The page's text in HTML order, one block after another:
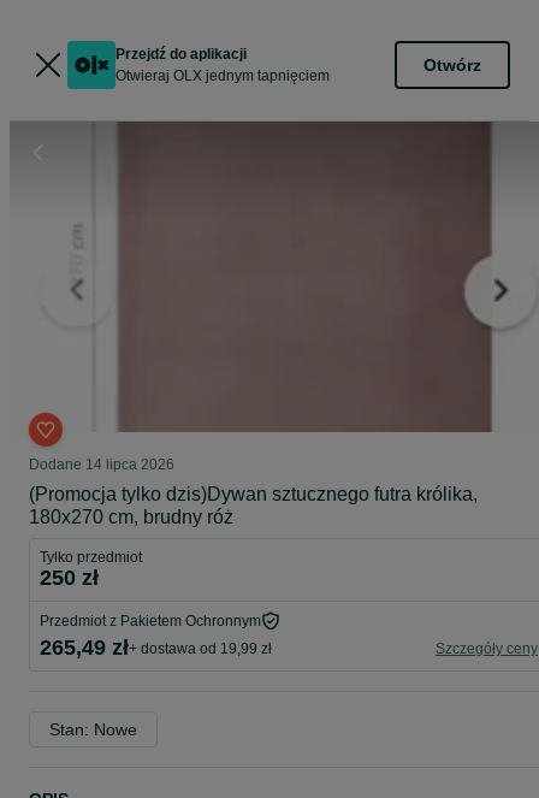
Przejdź do aplikacji
Otwieraj OLX jednym tapnięciem
Otwórz
Dodane 14 lipca 2026
(Promocja tylko dzis)Dywan sztucznego futra królika,
180x270 cm, brudny róż
Tylko przedmiot
250 zł
Przedmiot z Pakietem Ochronnym
265,49 zł+ dostawa od 19,99 zł Szczegóły ceny
Stan: Nowe